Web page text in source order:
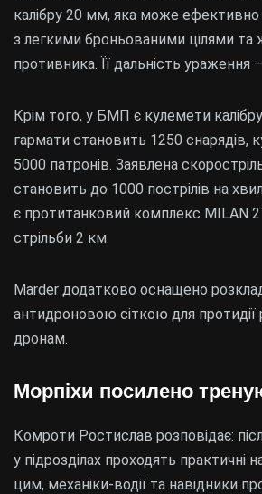
калібру 20 мм, яка може ефективно
з легкими броньованими цілями
противника. Її дальність ураження
Крім того, у БМП є кулемети
гармати становить 1250 снарядів,
5000 патронів. Заявлена
становить до 1000 пострілів на
є протитанковий комплекс MILAN
стрільби 2 км.
Marder додатково оснащено
антидроновою сіткою для протидії
дронам.
Морпіхи посилено
Комроти Ростислав розповідає:
у підрозділах проходять практичні
цим, механіки-водії та навідники